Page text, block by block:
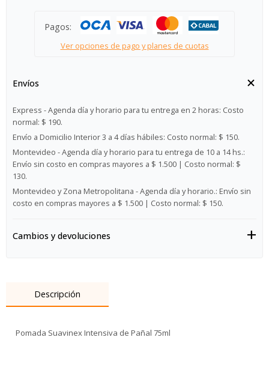
Pagos:
Ver opciones de pago y planes de cuotas
Envíos
Express - Agenda día y horario para tu entrega en 2 horas: Costo
normal: $ 190.
Envío a Domicilio Interior 3 a 4 días hábiles: Costo normal: $ 150.
Montevideo - Agenda día y horario para tu entrega de 10 a 14 hs.:
Envío sin costo en compras mayores a $ 1.500 | Costo normal: $
130.
Montevideo y Zona Metropolitana - Agenda día y horario.: Envío sin
costo en compras mayores a $ 1.500 | Costo normal: $ 150.
Cambios y devoluciones
Descripción
Pomada Suavinex Intensiva de Pañal 75ml